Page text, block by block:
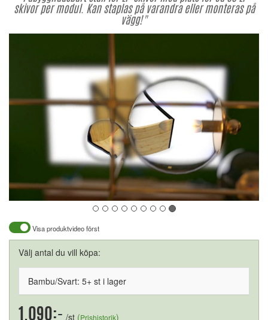
skivor per modul. Kan staplas på varandra eller monteras på
vägg!"
Visa produktvideo först
Välj antal du vill köpa:
Bambu/Svart: 5+ st i lager
1.090:- /st (Prishistorik)